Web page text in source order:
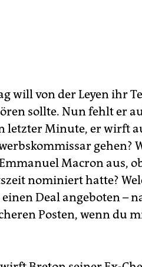
will von der Leyen ihr
sollte. Nun fehlt er
letzter Minute, er wirft
gehen?
Macron aus,
nominiert hatte?
Deal angeboten –
Posten, wenn du